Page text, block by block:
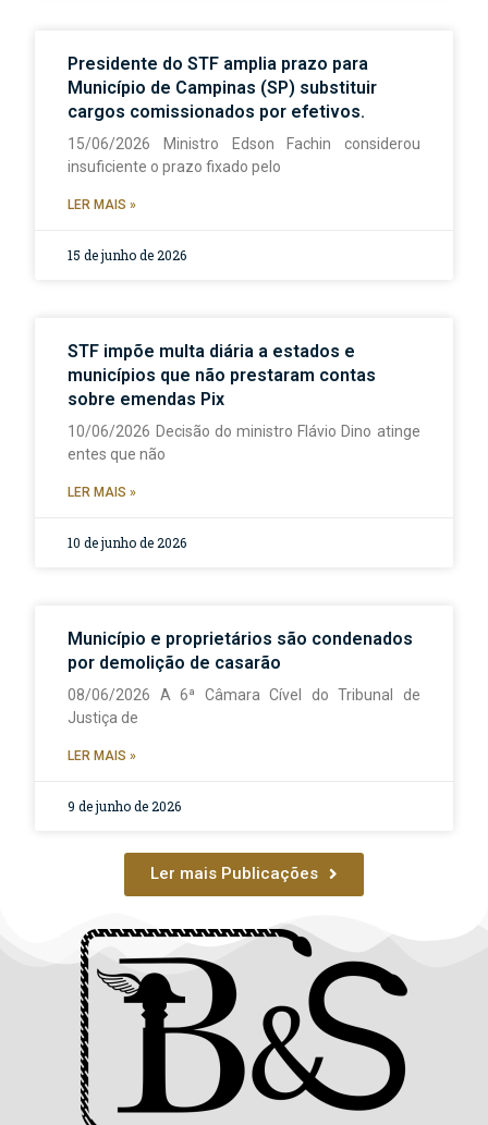
Presidente do STF amplia prazo para
Município de Campinas (SP) substituir
cargos comissionados por efetivos.
15/06/2026 Ministro Edson Fachin considerou
insuficiente o prazo fixado pelo
LER MAIS »
15 de junho de 2026
STF impõe multa diária a estados e
municípios que não prestaram contas
sobre emendas Pix
10/06/2026 Decisão do ministro Flávio Dino atinge
entes que não
LER MAIS »
10 de junho de 2026
Município e proprietários são condenados
por demolição de casarão
08/06/2026 A 6ª Câmara Cível do Tribunal de
Justiça de
LER MAIS »
9 de junho de 2026
Ler mais Publicações